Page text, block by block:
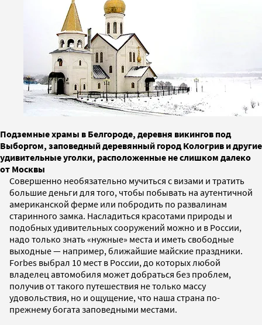
Подземные храмы в Белгороде, деревня викингов под
Выборгом, заповедный деревянный город Кологрив и другие
удивительные уголки, расположенные не слишком далеко
от Москвы
Совершенно необязательно мучиться с визами и тратить
большие деньги для того, чтобы побывать на аутентичной
американской ферме или побродить по развалинам
старинного замка. Насладиться красотами природы и
подобных удивительных сооружений можно и в России,
надо только знать «нужные» места и иметь свободные
выходные — например, ближайшие майские праздники.
Forbes выбрал 10 мест в России, до которых любой
владелец автомобиля может добраться без проблем,
получив от такого путешествия не только массу
удовольствия, но и ощущение, что наша страна по-
прежнему богата заповедными местами.